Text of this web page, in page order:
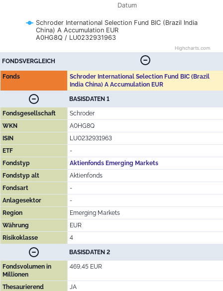
Datum
Schroder International Selection Fund BIC (Brazil India
China) A Accumulation EUR
A0HG8Q / LU0232931963
Highcharts.com
FONDSVERGLEICH
Fonds
Schroder International Selection Fund BIC (Brazil
India China) A Accumulation EUR
BASISDATEN 1
Fondsgesellschaft
Schroder
WKN
A0HG8Q
ISIN
LU0232931963
ETF
-
Fondstyp
Aktienfonds Emerging Markets
Fondstyp alt
Aktienfonds
Fondsart
-
Anlagesektor
-
Region
Emerging Markets
Währung
EUR
Risikoklasse
4
BASISDATEN 2
Fondsvolumen in
Millionen
469,45 EUR
Thesaurierend
JA